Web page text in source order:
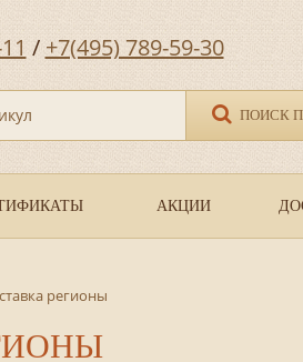
/ +7(495) 789-59-30
ПОИСК
АКЦИИ
регионы